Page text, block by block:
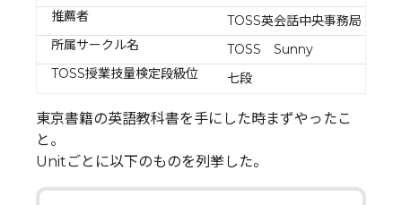
推薦者
TOSS英会話中央事務局
所属サークル名
TOSS Sunny
TOSS授業技量検定段級位
七段
東京書籍の英語教科書を手にした時まずやったこ
と。
Unitごとに以下のものを列挙した。